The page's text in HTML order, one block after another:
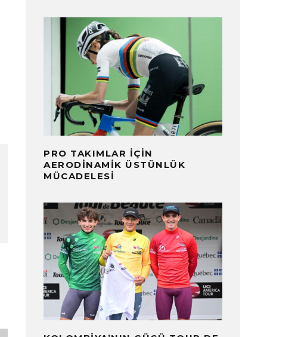
PRO TAKIMLAR İÇIN
AERODINAMIK ÜSTÜNLÜK
MÜCADELESI